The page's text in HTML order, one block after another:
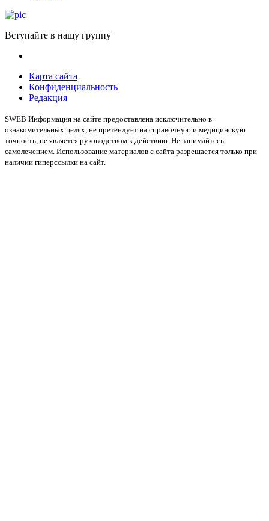
Вступайте в нашу группу
Карта сайта
Конфиденциальность
Редакция
SWEB Информация на сайте предоставлена исключительно в
ознакомительных целях, не претендует на справочную и медицинскую
точность, не является руководством к действию. Не занимайтесь
самолечением. Использование материалов с сайта разрешается только при
наличии гиперссылки на сайт.